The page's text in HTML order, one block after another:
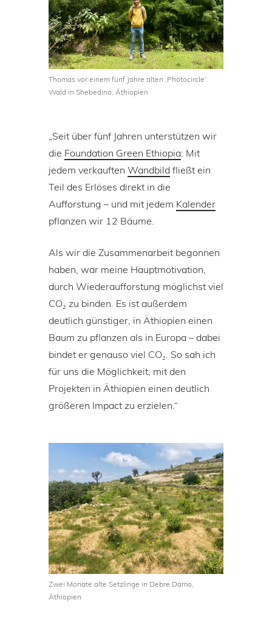
Thomas vor einem fünf Jahre alten ‚Photocircle‘
Wald in Shebedino, Äthiopien
„Seit über fünf Jahren unterstützen wir
die Foundation Green Ethiopia: Mit
jedem verkauften Wandbild fließt ein
Teil des Erlöses direkt in die
Aufforstung – und mit jedem Kalender
pflanzen wir 12 Bäume.
Als wir die Zusammenarbeit begonnen
haben, war meine Hauptmotivation,
durch Wiederaufforstung möglichst viel
CO₂ zu binden. Es ist außerdem
deutlich günstiger, in Äthiopien einen
Baum zu pflanzen als in Europa – dabei
bindet er genauso viel CO₂. So sah ich
für uns die Möglichkeit, mit den
Projekten in Äthiopien einen deutlich
größeren Impact zu erzielen.“
Zwei Monate alte Setzlinge in Debre Damo,
Äthiopien